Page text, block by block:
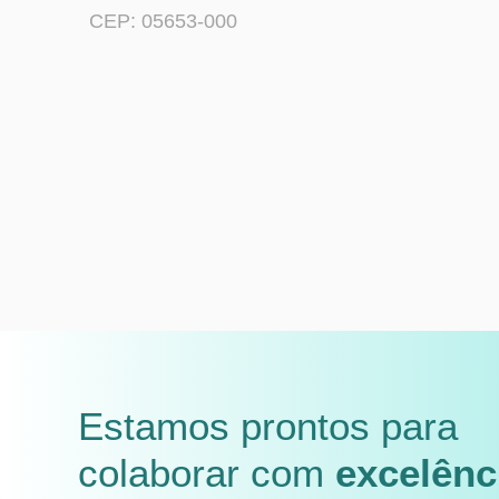
CEP: 05653-000
Estamos prontos para
colaborar com